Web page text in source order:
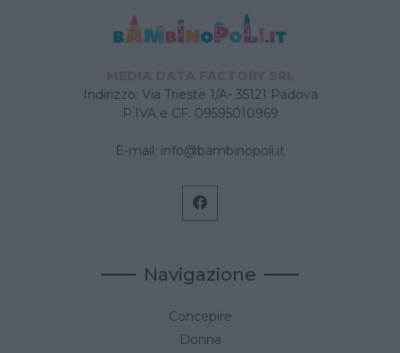
Indirizzo: Via Trieste 1/A- 35121 Padova
P.IVA e CF: 09595010969
E-mail: info@bambinopoli.it
Navigazione
Concepire
Donna